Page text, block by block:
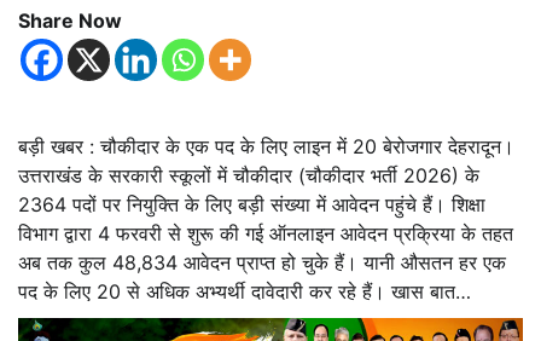
Share Now
बड़ी खबर : चौकीदार के एक पद के लिए लाइन में 20 बेरोजगार देहरादून।
उत्तराखंड के सरकारी स्कूलों में चौकीदार (चौकीदार भर्ती 2026) के
2364 पदों पर नियुक्ति के लिए बड़ी संख्या में आवेदन पहुंचे हैं। शिक्षा
विभाग द्वारा 4 फरवरी से शुरू की गई ऑनलाइन आवेदन प्रक्रिया के तहत
अब तक कुल 48,834 आवेदन प्राप्त हो चुके हैं। यानी औसतन हर एक
पद के लिए 20 से अधिक अभ्यर्थी दावेदारी कर रहे हैं। खास बात…